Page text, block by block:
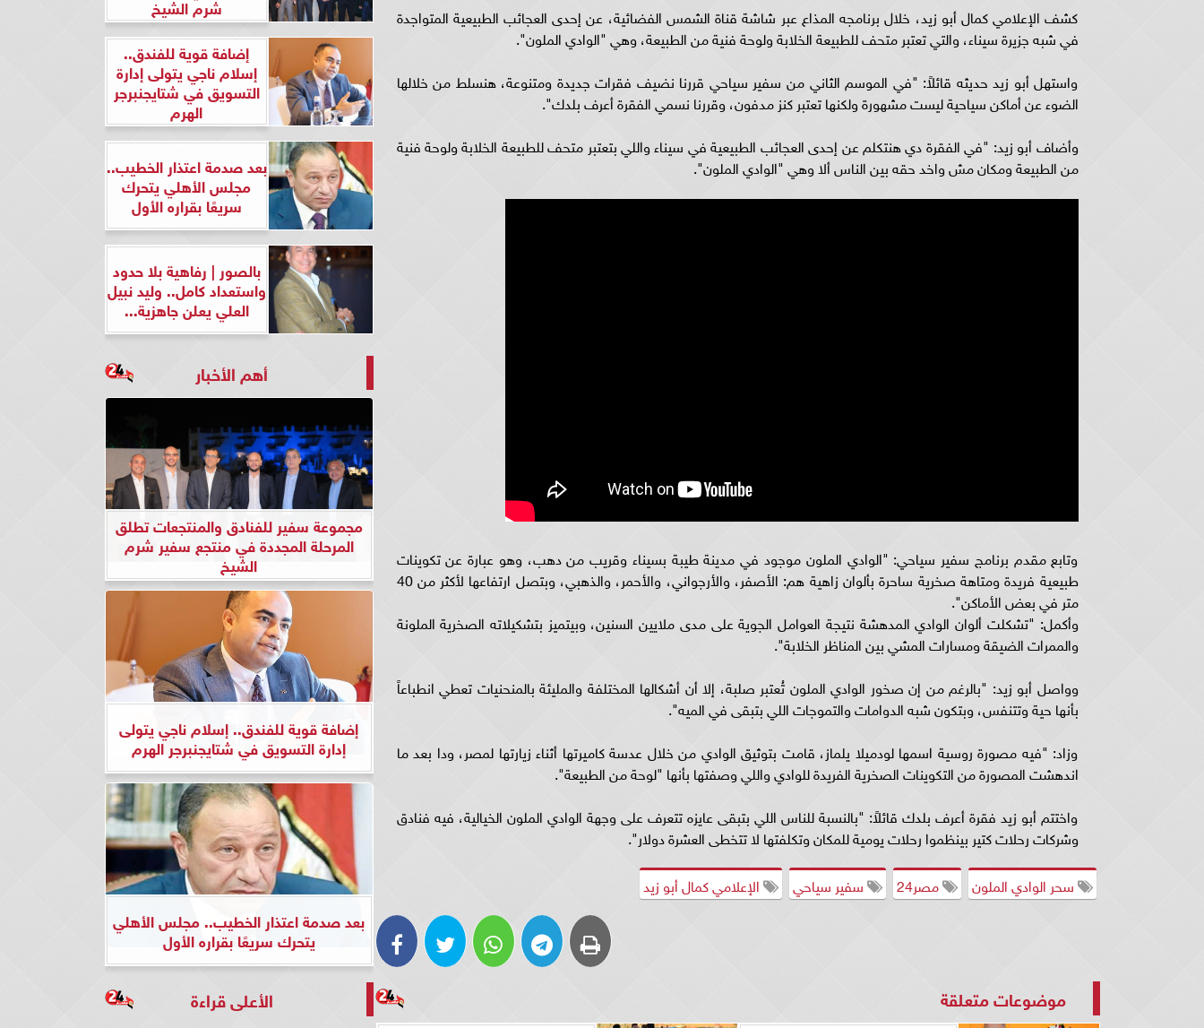
كشف الإعلامي كمال أبو زيد، خلال برنامجه المذاع عبر شاشة قناة الشمس الفضائية، عن إحدى العجائب الطبيعية المتواجدة
في شبه جزيرة سيناء، والتي تعتبر متحف للطبيعة الخلابة ولوحة فنية من الطبيعة، وهي "الوادي الملون".
واستهل أبو زيد حديثه قائلاً: "في الموسم الثاني من سفير سياحي قررنا نضيف فقرات جديدة ومتنوعة، هنسلط من خلالها
الضوء عن أماكن سياحية ليست مشهورة ولكنها تعتبر كنز مدفون، وقررنا نسمي الفقرة أعرف بلدك".
وأضاف أبو زيد: "في الفقرة دي هنتكلم عن إحدى العجائب الطبيعية في سيناء واللي بتعتبر متحف للطبيعة الخلابة ولوحة فنية
من الطبيعة ومكان مش واخد حقه بين الناس ألا وهي "الوادي الملون".
وتابع مقدم برنامج سفير سياحي: "الوادي الملون موجود في مدينة طيبة بسيناء وقريب من دهب، وهو عبارة عن تكوينات
طبيعية فريدة ومتاهة صخرية ساحرة بألوان زاهية هم: الأصفر، والأرجواني، والأحمر، والذهبي، وبتصل ارتفاعها لأكثر من 40
متر في بعض الأماكن".
وأكمل: "تشكلت ألوان الوادي المدهشة نتيجة العوامل الجوية على مدى ملايين السنين، وبيتميز بتشكيلاته الصخرية الملونة
والممرات الضيقة ومسارات المشي بين المناظر الخلابة".
وواصل أبو زيد: "بالرغم من إن صخور الوادي الملون تُعتبر صلبة، إلا أن أشكالها المختلفة والمليئة بالمنحنيات تعطي انطباعاً
بأنها حية وتتنفس، وبتكون شبه الدوامات والتموجات اللي بتبقى في الميه".
وزاد: "فيه مصورة روسية اسمها لودميلا يلماز، قامت بتوثيق الوادي من خلال عدسة كاميرتها أثناء زيارتها لمصر، ودا بعد ما
اندهشت المصورة من التكوينات الصخرية الفريدة للوادي واللي وصفتها بأنها "لوحة من الطبيعة".
واختتم أبو زيد فقرة أعرف بلدك قائلاً: "بالنسبة للناس اللي بتبقى عايزه تتعرف على وجهة الوادي الملون الخيالية، فيه فنادق
وشركات رحلات كتير بينظموا رحلات يومية للمكان وتكلفتها لا تتخطى العشرة دولار".
سحر الوادي الملون
مصر24 سفير سياحي الإعلامي كمال أبو زيد
موضوعات متعلقة
شرم الشيخ
إضافة قوية للفندق..
إسلام ناجي يتولى إدارة
التسويق في شتايجنبرجر
الهرم
بعد صدمة اعتذار الخطيب..
مجلس الأهلي يتحرك
سريعًا بقراره الأول
بالصور | رفاهية بلا حدود
واستعداد كامل.. وليد نبيل
العلي يعلن جاهزية...
أهم الأخبار
مجموعة سفير للفنادق والمنتجعات تطلق
المرحلة المجددة في منتجع سفير شرم
الشيخ
إضافة قوية للفندق.. إسلام ناجي يتولى
إدارة التسويق في شتايجنبرجر الهرم
بعد صدمة اعتذار الخطيب.. مجلس الأهلي
يتحرك سريعًا بقراره الأول
الأعلى قراءة